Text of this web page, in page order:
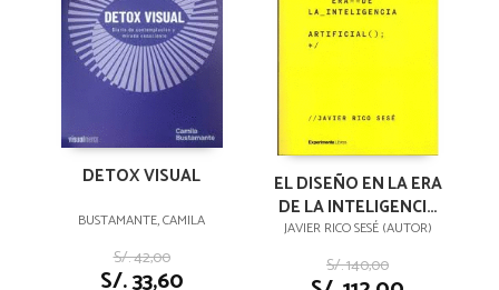
DETOX VISUAL
BUSTAMANTE, CAMILA
S/. 42,00
S/. 33,60
EL DISEÑO EN LA ERA
DE LA INTELIGENCIA
ARTIFICIAL
JAVIER RICO SESÉ (AUTOR)
S/. 140,00